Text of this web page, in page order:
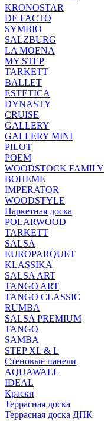
KRONOSTAR
DE FACTO
SYMBIO
SALZBURG
LA MOENA
MY STEP
TARKETT
BALLET
ESTETICA
DYNASTY
CRUISE
GALLERY
GALLERY MINI
PILOT
POEM
WOODSTOCK FAMILY
BOHEME
IMPERATOR
WOODSTYLE
Паркетная доска
POLARWOOD
TARKETT
SALSA
EUROPARQUET
KLASSIKA
SALSA ART
TANGO ART
TANGO CLASSIC
RUMBA
SALSA PREMIUM
TANGO
SAMBA
STEP XL & L
Стеновые панели
AQUAWALL
IDEAL
Краски
Террасная доска
Террасная доска ДПК